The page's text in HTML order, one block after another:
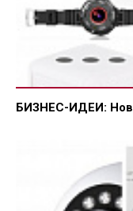
БИЗНЕС-ИДЕИ: